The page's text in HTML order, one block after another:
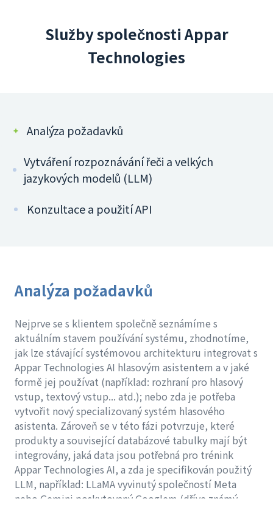
Služby společnosti Appar
Technologies
Analýza požadavků
Vytváření rozpoznávání řeči a velkých
jazykových modelů (LLM)
Konzultace a použití API
Analýza požadavků
Nejprve se s klientem společně seznámíme s
aktuálním stavem používání systému, zhodnotíme,
jak lze stávající systémovou architekturu integrovat s
Appar Technologies AI hlasovým asistentem a v jaké
formě jej používat (například: rozhraní pro hlasový
vstup, textový vstup... atd.); nebo zda je potřeba
vytvořit nový specializovaný systém hlasového
asistenta. Zároveň se v této fázi potvrzuje, které
produkty a související databázové tabulky mají být
integrovány, jaká data jsou potřebná pro trénink
Appar Technologies AI, a zda je specifikován použitý
LLM, například: LLaMA vyvinutý společností Meta
nebo Gemini poskytovaný Googlem (dříve známý